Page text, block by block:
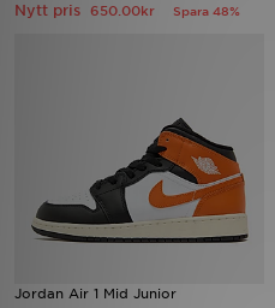
Nytt pris 650.00kr Spara 48%
Jordan Air 1 Mid Junior
Ladda ner appen
Mina meddelanden
Kundservice
JD Blogg